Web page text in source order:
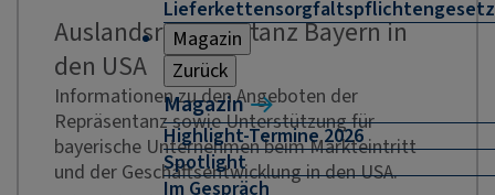
Lieferkettensorgfaltspflichtengesetz
Magazin
Zurück
Magazin
Highlight-Termine 2026
Spotlight
Im Gespräch
Auslandsrepräsentanz Bayern in
den USA
Informationen zu den Angeboten der
Repräsentanz sowie Unterstützung für
bayerische Unternehmen beim Markteintritt
und der Geschäftsentwicklung in den USA.